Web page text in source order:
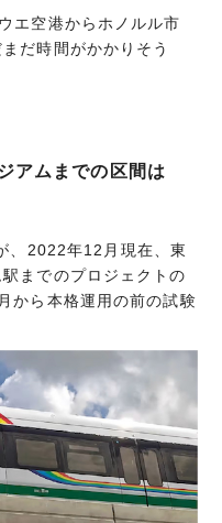
エ空港からホノルル市
だ時間がかかりそう
アムまでの区間は
、2022年12月現在、東
までのプロジェクトの
から本格運用の前の試験